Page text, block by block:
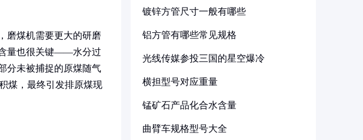
磨煤机需要更大的研磨
含量也很关键——水分过
分未被捕捉的原煤随气
煤，最终引发排原煤现
镀锌方管尺寸一般有哪些
铝方管有哪些常见规格
光线传媒参投三国的星空爆冷
横担型号对应重量
锰矿石产品化合水含量
曲臂车规格型号大全